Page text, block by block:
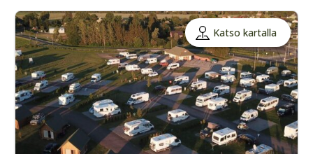
Katso kartalla